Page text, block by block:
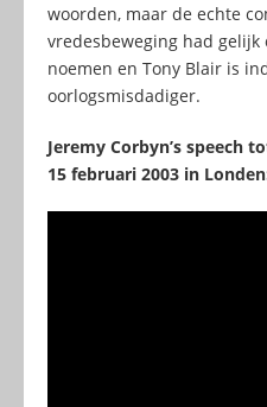
woorden, maar de echte
vredesbeweging had
noemen en Tony Blair is
oorlogsmisdadiger.
Jeremy Corbyn’s speech
15 februari 2003 in